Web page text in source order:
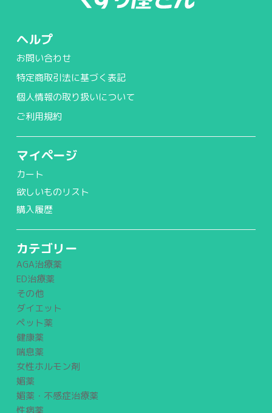
ヘルプ
お問い合わせ
特定商取引法に基づく表記
個人情報の取り扱いについて
ご利用規約
マイページ
カート
欲しいものリスト
購入履歴
カテゴリー
AGA治療薬
ED治療薬
その他
ダイエット
ペット薬
健康薬
喘息薬
女性ホルモン剤
媚薬
媚薬・不感症治療薬
性病薬